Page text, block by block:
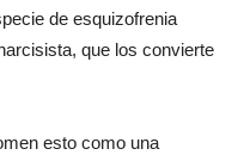
de esquizofrenia
que los convierte
esto como una